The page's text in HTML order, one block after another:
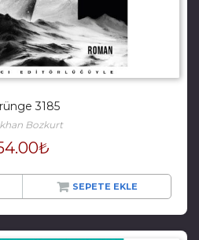
3185
Bozkurt
₺
SEPETE EKLE